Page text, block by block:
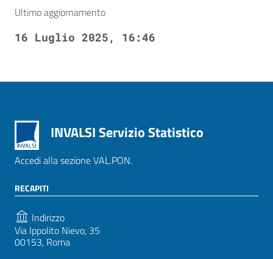
Ultimo aggiornamento
16 Luglio 2025, 16:46
INVALSI Servizio Statistico
Accedi alla sezione VAL.PON.
RECAPITI
Indirizzo
Via Ippolito Nievo, 35
00153, Roma